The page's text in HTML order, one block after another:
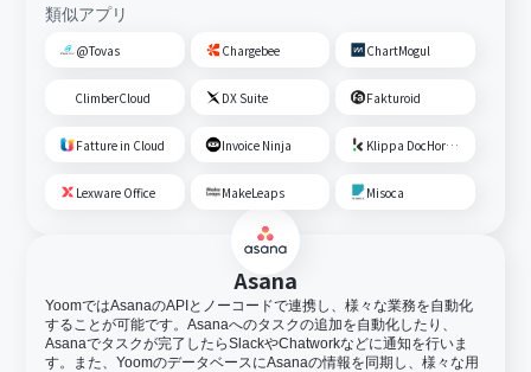
類似アプリ
@Tovas Chargebee ChartMogul
ClimberCloud DX Suite Fakturoid
Fatture in Cloud Invoice Ninja Klippa DocHorizon
Lexware Office MakeLeaps Misoca
Asana
YoomではAsanaのAPIとノーコードで連携し、様々な業務を自動化
することが可能です。Asanaへのタスクの追加を自動化したり、
Asanaでタスクが完了したらSlackやChatworkなどに通知を行いま
す。また、YoomのデータベースにAsanaの情報を同期し、様々な用